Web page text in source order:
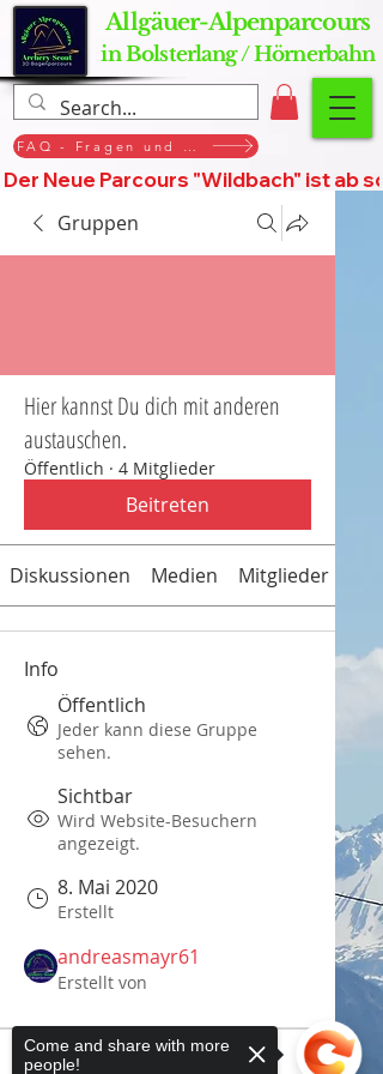
Allgäuer-Alpenparcours
in Bolsterlang / Hörnerbahn
FAQ - Fragen und Antworten
Der Neue Parcours "Wildbach" ist ab
Gruppen
Hier kannst Du dich mit anderen
austauschen.
Öffentlich · 4 Mitglieder
Beitreten
Diskussionen Medien Mitglieder
Info
Öffentlich
Jeder kann diese Gruppe
sehen.
Sichtbar
Wird Website-Besuchern
angezeigt.
8. Mai 2020
Erstellt
andreasmayr61
Erstellt von
Info
Come and share with more
people!